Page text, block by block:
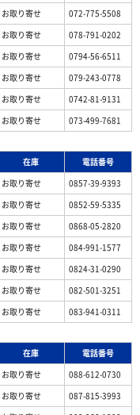
お取り寄せ
072-775-5508
お取り寄せ
078-791-0202
お取り寄せ
0794-56-6511
お取り寄せ
079-243-0778
お取り寄せ
0742-81-9131
お取り寄せ 073-499-7681
在庫
電話番号
お取り寄せ
0857-39-9393
お取り寄せ
0852-59-5335
お取り寄せ
0868-05-2820
お取り寄せ
084-991-1577
お取り寄せ
0824-31-0290
お取り寄せ
082-501-3251
お取り寄せ 083-941-0311
在庫
電話番号
お取り寄せ
088-612-0730
お取り寄せ
087-815-3993